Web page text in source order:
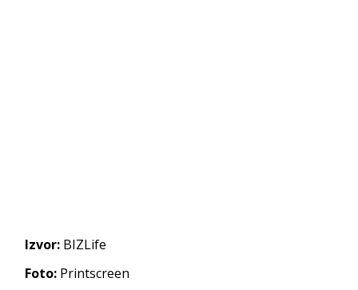
Izvor: BIZLife
Foto: Printscreen